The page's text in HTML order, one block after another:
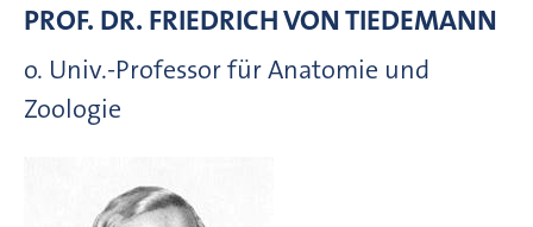
PROF. DR. FRIEDRICH VONTIEDEMANN
o. Univ.-Professor für Anatomie und
Zoologie